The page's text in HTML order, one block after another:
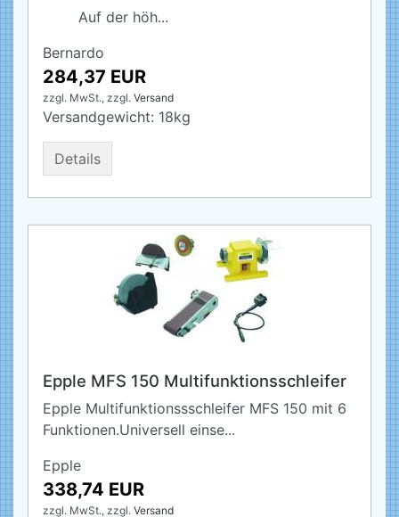
Auf der höh...
Bernardo
284,37 EUR
zzgl. MwSt., zzgl. Versand
Versandgewicht: 18kg
Details
Epple MFS 150 Multifunktionsschleifer
Epple Multifunktionssschleifer MFS 150 mit 6
Funktionen.Universell einse...
Epple
338,74 EUR
zzgl. MwSt., zzgl. Versand